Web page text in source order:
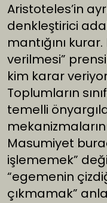
Aristoteles’in
denkleştirici
mantığını
verilmesi”
kim karar
Toplumların
temelli
Masumiyet
işlememek”
“egemenin
çıkmamak”